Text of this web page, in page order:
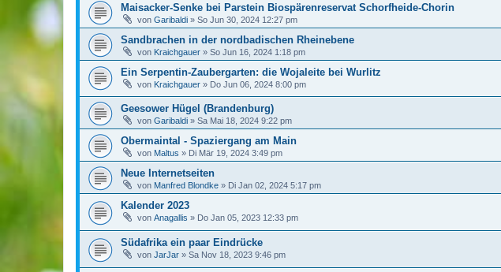
Maisacker-Senke bei Parstein Biospärenreservat Schorfheide-Chorin
von Garibaldi » So Jun 30, 2024 12:27 pm
Sandbrachen in der nordbadischen Rheinebene
von Kraichgauer » So Jun 16, 2024 1:18 pm
Ein Serpentin-Zaubergarten: die Wojaleite bei Wurlitz
von Kraichgauer » Do Jun 06, 2024 8:00 pm
Geesower Hügel (Brandenburg)
von Garibaldi » Sa Mai 18, 2024 9:22 pm
Obermaintal - Spaziergang am Main
von Maltus » Di Mär 19, 2024 3:49 pm
Neue Internetseiten
von Manfred Blondke » Di Jan 02, 2024 5:17 pm
Kalender 2023
von Anagallis » Do Jan 05, 2023 12:33 pm
Südafrika ein paar Eindrücke
von JarJar » Sa Nov 18, 2023 9:46 pm